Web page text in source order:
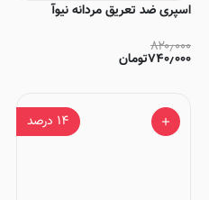
اسپری ضد تعریق مردانه نیوآ
۸۲۰٫۰۰۰
۷۴۰٫۰۰۰تومان
۱۴ درصد